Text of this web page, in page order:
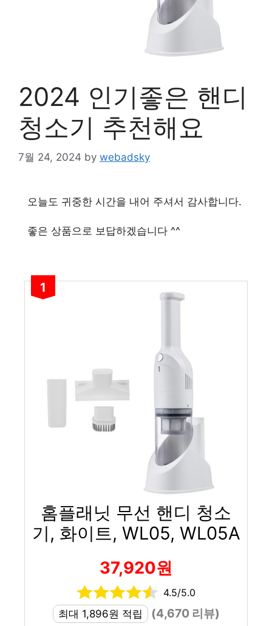
2024 인기좋은 핸디
청소기 추천해요
7월 24, 2024 by webadsky
오늘도 귀중한 시간을 내어 주셔서 감사합니다.
좋은 상품으로 보답하겠습니다 ^^
1
홈플래닛 무선 핸디 청소
기, 화이트, WL05, WL05A
37,920원
4.5/5.0
최대 1,896원 적립
(4,670 리뷰)